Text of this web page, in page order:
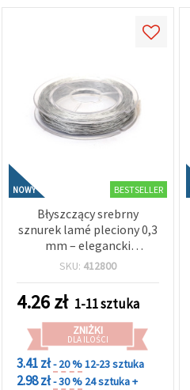
NOWY BESTSELLER
Błyszczący srebrny
sznurek lamé pleciony 0,3
mm – elegancki
metalizowany kord do
SKU: 412800
4.26zł 1-11 sztuka
ZNIŻKI
DLA ILOŚCI
3.41 zł- 20 %12-23 sztuka
2.98 zł- 30 % 24 sztuka +